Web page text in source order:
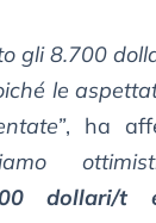
gli 8.700
le
, ha
dollari/t